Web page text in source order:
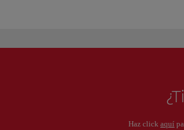
Haz click aquí